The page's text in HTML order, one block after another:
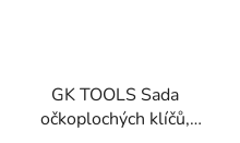
GK TOOLS Sada
očkoplochých klíčů,